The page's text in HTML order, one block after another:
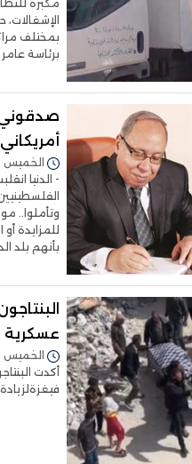
مكبرة
بمختلف
برئاسة
الخميس 18/يوليو/2024 - 05:01 م
- الدنيا
وتأملوا..
للمزايدة
بأنهم بلد
عسكرية
الخميس 25/أبريل/2024 - 09:52 م
أكدت